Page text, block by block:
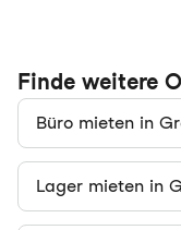
Finde weitere
Büro mieten in
Lager mieten in